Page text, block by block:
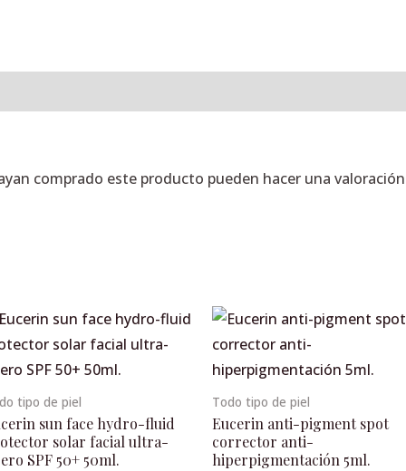
comprado este producto pueden hacer una
tipo de piel
sun face hydro-fluid
solar facial ultra-
SPF 50+ 50ml.
Todo tipo de piel
Eucerin anti-pigment spot
corrector anti-
hiperpigmentación 5ml.